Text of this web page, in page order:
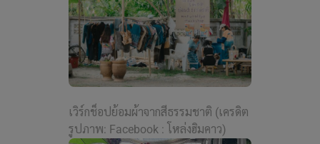
เวิร์กช็อปย้อมผ้าจากสีธรรมชาติ (เครดิต
รูปภาพ: Facebook : โหล่งฮิมคาว)